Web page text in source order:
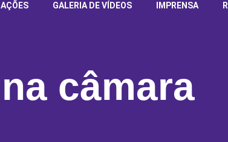
GALERIA DE VÍDEOS IMPRENSA
câmara